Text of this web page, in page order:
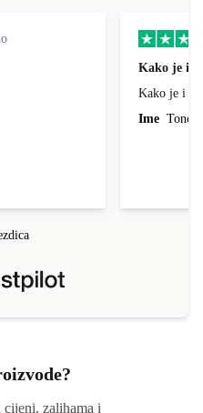
Kako je i
Kako je i
Ime Tonci
cijeni, zalihama i